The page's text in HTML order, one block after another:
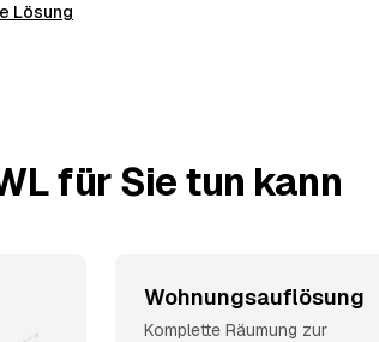
Lösung
für Sie tun kann
Wohnungsauflösung
Komplette Räumung zur